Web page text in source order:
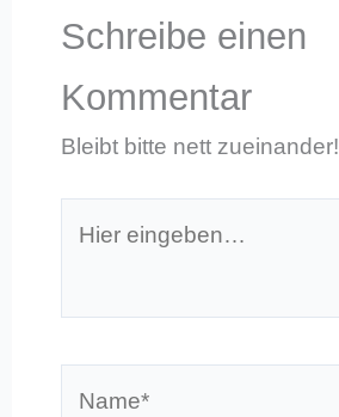
Schreibe einen
Kommentar
Bleibt bitte nett zueinander!
eingeben…